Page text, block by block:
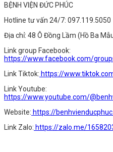
BỆNH VIỆN ĐỨC PHÚC
Hotline tư vấn 24/7: 097.119.5050
Địa chỉ: 48 Ô Đồng Lầm (Hồ Ba
Link group Facebook:
https://www.facebook.com/
Link Tiktok: https://
Link Youtube:
https://www.youtube.com/
Website: https://
Link Zalo: https://zalo.me/